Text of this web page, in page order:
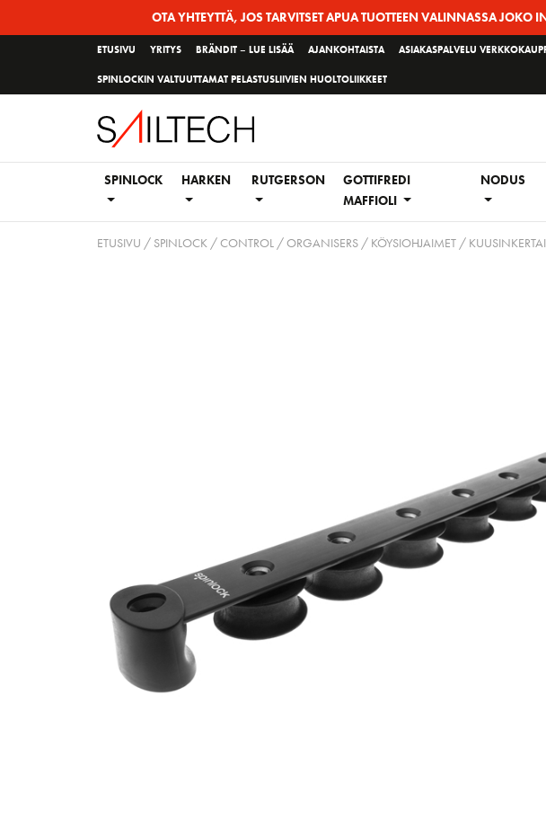
OTA YHTEYTTÄ, JOS TARVITSET APUA TUOTTEEN VALINNASSA
ETUSIVU YRITYS BRÄNDIT – LUE LISÄÄ AJANKOHTAISTA ASIAKASPALVELU
SPINLOCKIN VALTUUTTAMAT PELASTUSLIIVIEN HUOLTOLIIKKEET
SPINLOCK HARKEN RUTGERSON
GOTTIFREDI
MAFFIOLI
NODUS
ETUSIVU / SPINLOCK/CONTROL/ORGANISERS / KÖYSIOHJAIMET/